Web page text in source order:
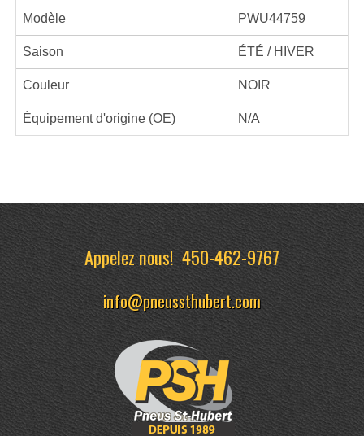
Modèle PWU44759
Saison ÉTÉ / HIVER
Couleur NOIR
Équipement d'origine (OE) N/A
Appelez nous!450-462-9767
info@pneussthubert.com